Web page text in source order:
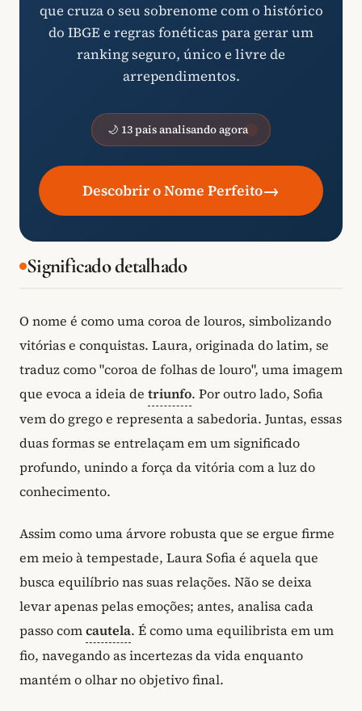
que cruza o seu sobrenome com o histórico
do IBGE e regras fonéticas para gerar um
ranking seguro, único e livre de
arrependimentos.
🌙 13 pais analisando agora
Descobrir o Nome Perfeito→
Significado detalhado
O nome é como uma coroa de louros, simbolizando
vitórias e conquistas. Laura, originada do latim, se
traduz como "coroa de folhas de louro", uma imagem
que evoca a ideia de triunfo. Por outro lado, Sofia
vem do grego e representa a sabedoria. Juntas, essas
duas formas se entrelaçam em um significado
profundo, unindo a força da vitória com a luz do
conhecimento.
Assim como uma árvore robusta que se ergue firme
em meio à tempestade, Laura Sofia é aquela que
busca equilíbrio nas suas relações. Não se deixa
levar apenas pelas emoções; antes, analisa cada
passo comcautela. É como uma equilibrista em um
fio, navegando as incertezas da vida enquanto
mantém o olhar no objetivo final.